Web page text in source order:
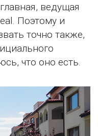
ведущая
Поэтому и
точно также,
что оно есть.